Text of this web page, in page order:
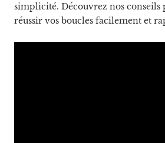
simplicité. Découvrez nos conseils
réussir vos boucles facilement et